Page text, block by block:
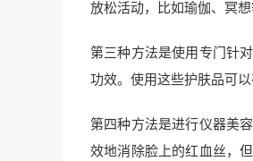
放松活动，比如瑜伽、冥
第三种方法是使用专门针
功效。使用这些护肤品可
第四种方法是进行仪器美
效地消除脸上的红血丝，